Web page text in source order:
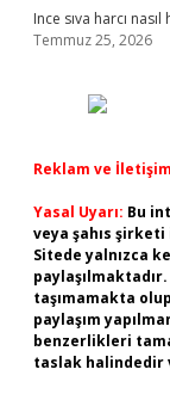
Ince sıva harcı
Temmuz 25, 2026
Reklam ve
Yasal Uyarı: Bu
veya şahıs
Sitede yalnızca
taşımamakta
paylaşım
benzerlikleri
taslak halindedir